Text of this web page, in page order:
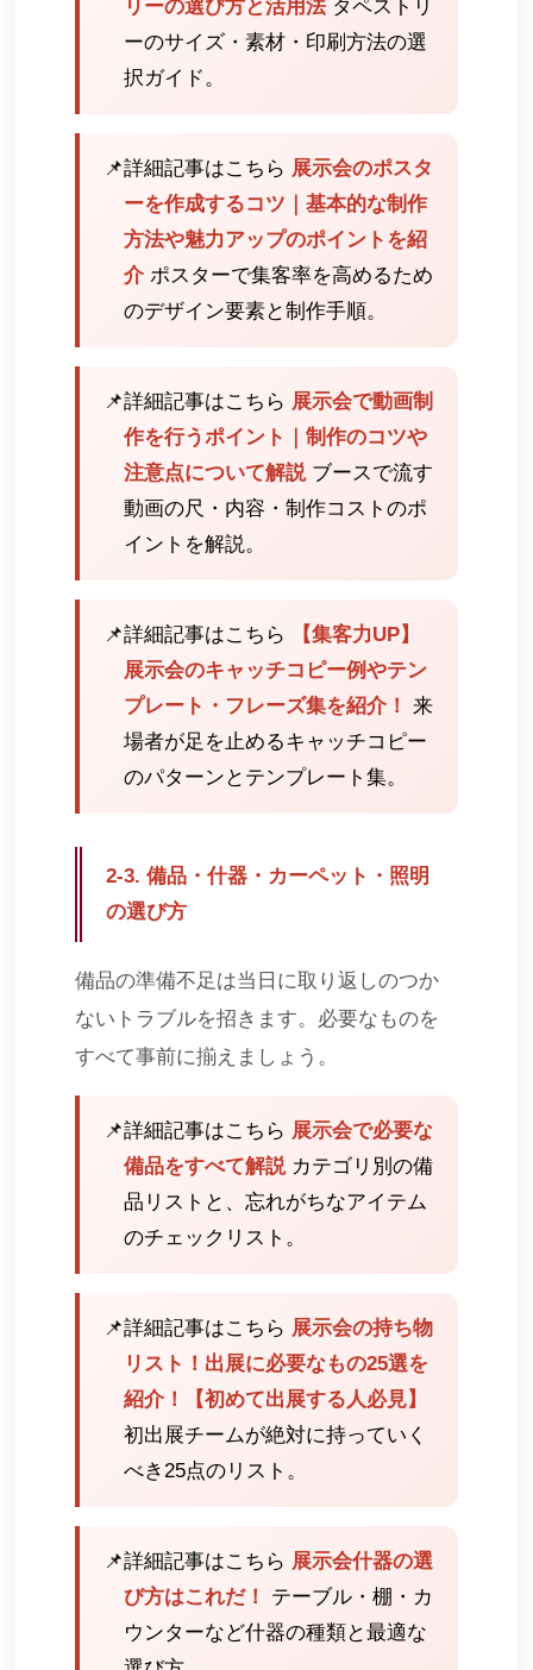
リーの選び方と活用法 タペストリ
ーのサイズ・素材・印刷方法の選
択ガイド。
📌詳細記事はこちら 展示会のポスタ
ーを作成するコツ｜基本的な制作
方法や魅力アップのポイントを紹
介 ポスターで集客率を高めるため
のデザイン要素と制作手順。
📌詳細記事はこちら 展示会で動画制
作を行うポイント｜制作のコツや
注意点について解説 ブースで流す
動画の尺・内容・制作コストのポ
イントを解説。
📌詳細記事はこちら
【集客力UP】
展示会のキャッチコピー例やテン
プレート・フレーズ集を紹介！
来
場者が足を止めるキャッチコピー
のパターンとテンプレート集。
2-3. 備品・什器・カーペット・照明
の選び方
備品の準備不足は当日に取り返しのつか
ないトラブルを招きます。必要なものを
すべて事前に揃えましょう。
📌詳細記事はこちら 展示会で必要な
備品をすべて解説 カテゴリ別の備
品リストと、忘れがちなアイテム
のチェックリスト。
📌詳細記事はこちら 展示会の持ち物
リスト！出展に必要なもの25選を
紹介！【初めて出展する人必見】
初出展チームが絶対に持っていく
べき25点のリスト。
📌詳細記事はこちら 展示会什器の選
び方はこれだ！
テーブル・棚・カ
ウンターなど什器の種類と最適な